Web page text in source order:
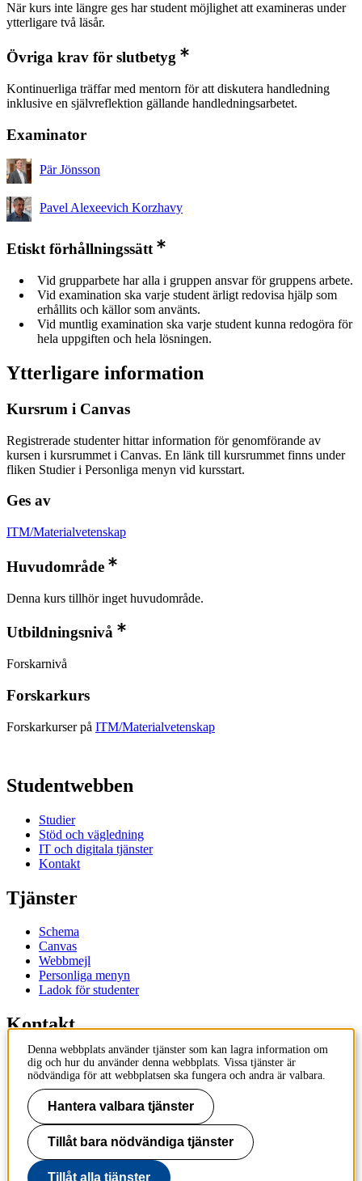
När kurs inte längre ges har student möjlighet att examineras under
ytterligare två läsår.
Övriga krav för slutbetyg
Kontinuerliga träffar med mentorn för att diskutera handledning
inklusive en självreflektion gällande handledningsarbetet.
Examinator
Pär Jönsson
Pavel Alexeevich Korzhavy
Etiskt förhållningssätt
Vid grupparbete har alla i gruppen ansvar för gruppens arbete.
Vid examination ska varje student ärligt redovisa hjälp som
erhållits och källor som använts.
Vid muntlig examination ska varje student kunna redogöra för
hela uppgiften och hela lösningen.
Ytterligare information
Kursrum i Canvas
Registrerade studenter hittar information för genomförande av
kursen i kursrummet i Canvas. En länk till kursrummet finns under
fliken Studier i Personliga menyn vid kursstart.
Ges av
ITM/Materialvetenskap
Huvudområde
Denna kurs tillhör inget huvudområde.
Utbildningsnivå
Forskarnivå
Forskarkurs
Forskarkurser på ITM/Materialvetenskap
Studentwebben
Studier
Stöd och vägledning
IT och digitala tjänster
Kontakt
Tjänster
Schema
Canvas
Webbmejl
Personliga menyn
Ladok för studenter
Kontakt
Kontakta utbildningsprogram
Kontakta kurs
IT-support
KTH Entré
KTH
100 44 Stockholm
+46 8 790 60 00
Denna webbplats använder tjänster som kan lagra information om
dig och hur du använder denna webbplats. Vissa tjänster är
nödvändiga för att webbplatsen ska fungera och andra är valbara.
Hantera valbara tjänster
Tillåt bara nödvändiga tjänster
Tillåt alla tjänster